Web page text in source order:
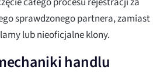
sprawdzonego partnera, zamiast
lub nieoficjalne klony.
handlu